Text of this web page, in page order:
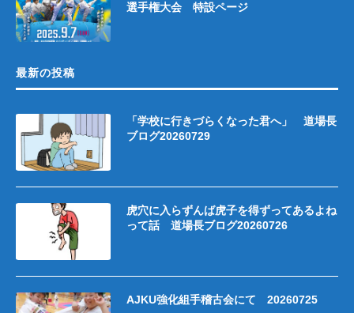
選手権大会 特設ページ
最新の投稿
「学校に行きづらくなった君へ」 道場長
ブログ20260729
虎穴に入らずんば虎子を得ずってあるよね
って話 道場長ブログ20260726
AJKU強化組手稽古会にて 20260725